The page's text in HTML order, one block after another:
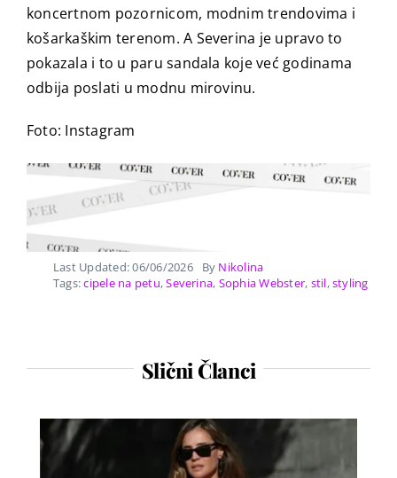
koncertnom pozornicom, modnim trendovima i
košarkaškim terenom. A Severina je upravo to
pokazala i to u paru sandala koje već godinama
odbija poslati u modnu mirovinu.
Foto: Instagram
Last Updated: 06/06/2026 By Nikolina
Tags:cipele na petu,Severina, Sophia Webster, stil,styling
Slični Članci